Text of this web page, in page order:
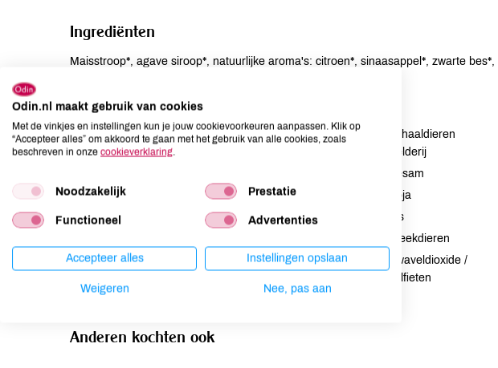
Ingrediënten
Maisstroop*, agave siroop*, natuurlijke aroma's: citroen*, sinaasappel*, zwarte
Allergenen
Aardnoten
niet aanwezig
Ei
Lactose
niet aanwezig
Lupine
niet aanwezig
Noten
niet aanwezig
Schaaldieren
Selderij
Sesam
Soja
Vis
Weekdieren
Zwaveldioxide /
sulfieten
Anderen kochten ook
Odin.nl maakt gebruik van cookies
Met de vinkjes en instellingen kun je jouw cookievoorkeuren aanpassen. Klik op
“Accepteer alles” om akkoord te gaan met het gebruik van alle cookies, zoals
beschreven in onze cookieverklaring.
Noodzakelijk Prestatie
Functioneel Advertenties
Accepteer alles Instellingen opslaan
Weigeren Nee, pas aan